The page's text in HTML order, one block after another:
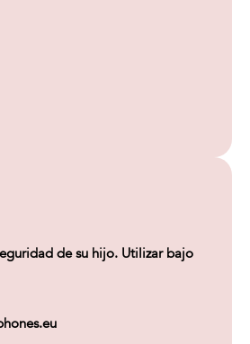
de su hijo. Utilizar bajo